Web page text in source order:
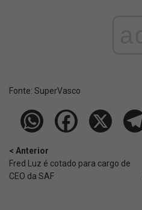
Fonte: SuperVasco‎‎‎‎‎‎
< Anterior
Fred Luz é cotado para cargo de
CEO da SAF